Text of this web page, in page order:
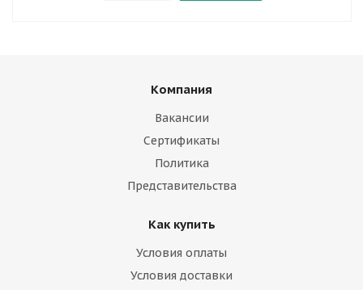
Компания
Вакансии
Сертификаты
Политика
Представительства
Как купить
Условия оплаты
Условия доставки